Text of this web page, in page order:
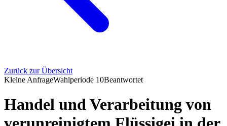
Zurück zur Übersicht
Kleine AnfrageWahlperiode 10Beantwortet
Handel und Verarbeitung von